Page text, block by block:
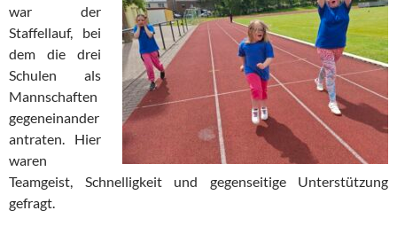
war der
Staffellauf, bei
dem die drei
Schulen als
Mannschaften
gegeneinander
antraten. Hier
waren
Teamgeist, Schnelligkeit und gegenseitige Unterstützung
gefragt.